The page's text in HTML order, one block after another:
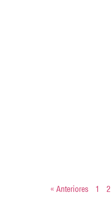
« Anteriores 1 2